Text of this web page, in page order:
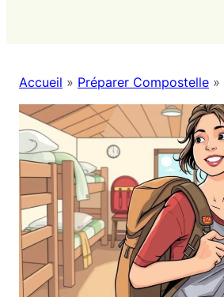
Accueil » Préparer Compostelle »